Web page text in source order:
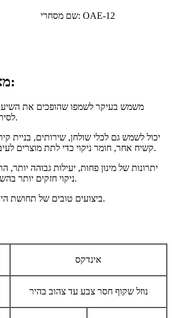
שם מסחרי: OAE-12
מאפיינים ויישומים:
לסירוק, מוקצף ומבריק, עשיר.
קשיח אחר, חומר ניקוי כדי לתת מוצרים לעיבוי, הפחתת גירוי וסינרגיה.
ניקוי חזקים יותר בהשוואה ל- 6501 המסורתית.
ל- OAE-12 ביצועים טובים של תחושת היד ומתרככים.
אינדקס
נוזל שקוף חסר צבע עד צהוב בהיר